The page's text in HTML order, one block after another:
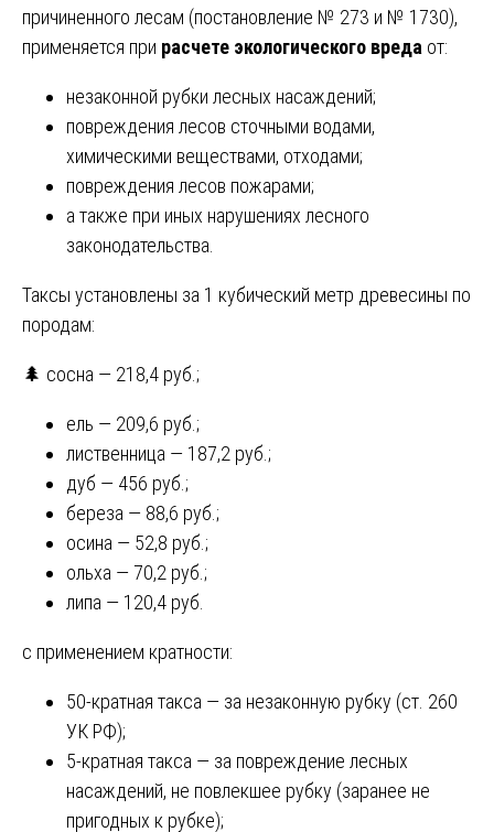
причиненного лесам (постановление № 273 и № 1730),
применяется при расчете экологического вреда от:
незаконной рубки лесных насаждений;
повреждения лесов сточными водами,
химическими веществами, отходами;
повреждения лесов пожарами;
а также при иных нарушениях лесного
законодательства.
Таксы установлены за 1 кубический метр древесины по
породам:
🌲 сосна — 218,4 руб.;
ель — 209,6 руб.;
лиственница — 187,2 руб.;
дуб — 456 руб.;
береза — 88,6 руб.;
осина — 52,8 руб.;
ольха — 70,2 руб.;
липа — 120,4 руб.
с применением кратности:
50-кратная такса — за незаконную рубку (ст. 260
УК РФ);
5-кратная такса — за повреждение лесных
насаждений, не повлекшее рубку (заранее не
пригодных к рубке);